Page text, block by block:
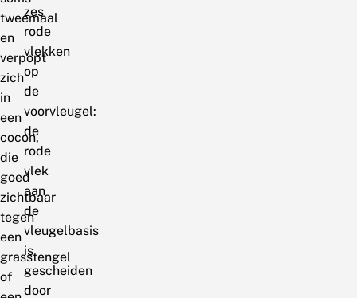
tweemaal
en
verpopt
zich
in
een
cocon,
die
goed
zichtbaar
tegen
een
grasstengel
of
zes
rode
vlekken
op
de
voorvleugel:
de
rode
vlek
aan
de
vleugelbasis
is
gescheiden
door